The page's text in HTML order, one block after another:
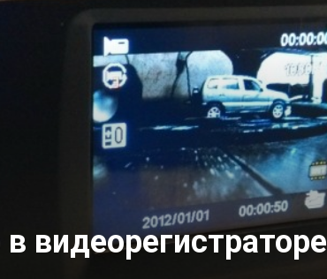
видеорегистраторе